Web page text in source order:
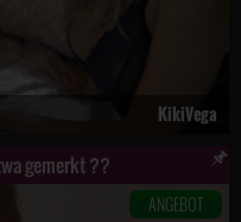
KikiVega
gemerkt ??
ANGEBOT